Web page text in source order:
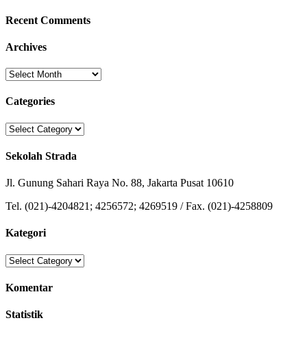
Recent Comments
Archives
Archives
Categories
Categories
Sekolah Strada
Jl. Gunung Sahari Raya No. 88, Jakarta Pusat 10610
Tel. (021)-4204821; 4256572; 4269519 / Fax. (021)-4258809
Kategori
Kategori
Komentar
Statistik